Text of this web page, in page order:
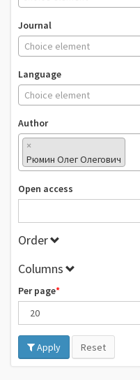
Journal
Choice element
Language
Choice element
Author
×
Рюмин Олег Олегович
Open access
Order
Columns
Per page
Apply Reset